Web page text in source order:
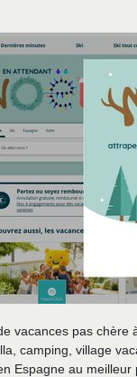
vacances pas
camping, village
Espagne au meilleur